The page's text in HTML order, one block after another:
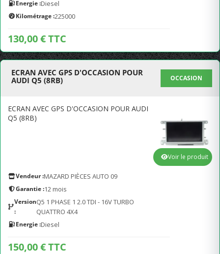
Energie :Diesel
Kilométrage :225000
130,00 € TTC
ECRAN AVEC GPS D'OCCASION POUR
AUDI Q5 (8RB)
OCCASION
ECRAN AVEC GPS D'OCCASION POUR AUDI
Q5 (8RB)
Vendeur :MAZARD PIÈCES AUTO 09
Garantie :12 mois
Version
:
Q5 1 PHASE 1 2.0 TDI - 16V TURBO
QUATTRO 4X4
Energie :Diesel
150,00 € TTC
Voir le produit